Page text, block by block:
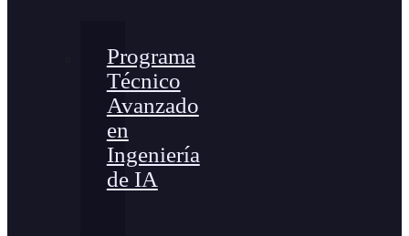
Programa
Técnico
Avanzado
en
Ingeniería
de IA